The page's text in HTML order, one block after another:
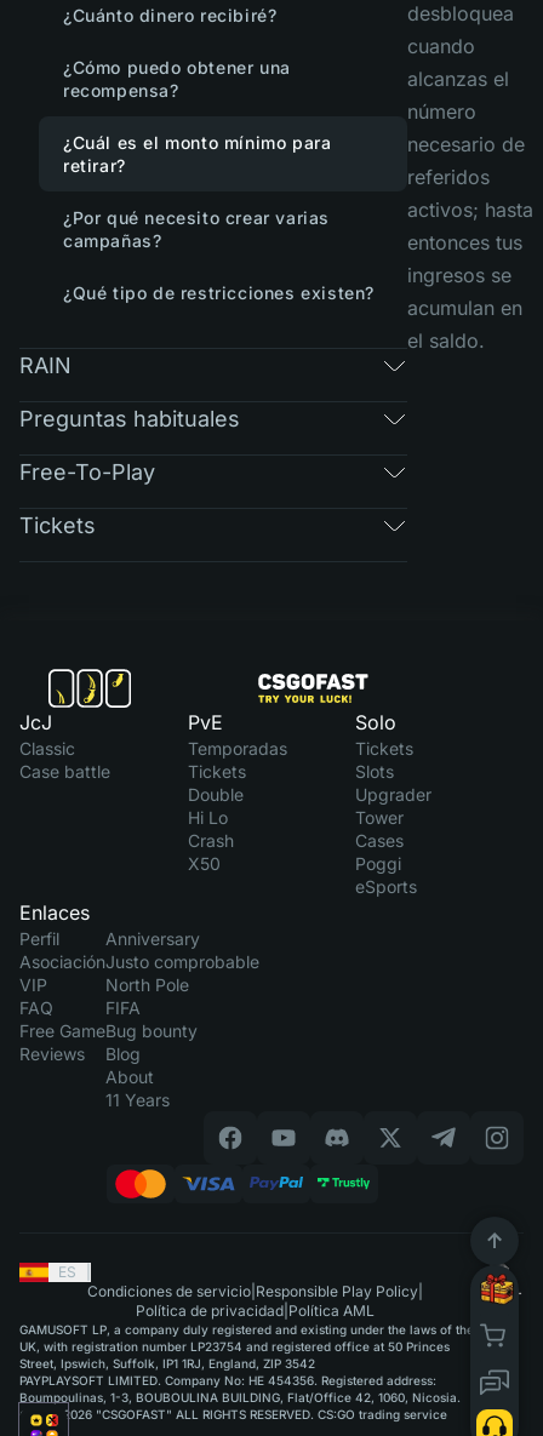
¿Cuánto dinero recibiré?
¿Cómo puedo obtener una
recompensa?
¿Cuál es el monto mínimo para
retirar?
¿Por qué necesito crear varias
campañas?
¿Qué tipo de restricciones existen?
RAIN
Preguntas habituales
Free-To-Play
Tickets
desbloquea
cuando
alcanzas el
número
necesario de
referidos
activos; hasta
entonces tus
ingresos se
acumulan en
el saldo.
JcJ
Classic
Case battle
PvE
Temporadas
Tickets
Double
Hi Lo
Crash
X50
Solo
Tickets
Slots
Upgrader
Tower
Cases
Poggi
eSports
Enlaces
Perfil
Asociación
VIP
FAQ
Free Game
Reviews
Anniversary
Justo comprobable
North Pole
FIFA
Bug bounty
Blog
About
11 Years
ES
Condiciones de servicio| Responsible Play Policy|
Política de privacidad| Política AML
GAMUSOFT LP, a company duly registered and existing under the laws of the
UK, with registration number LP23754 and registered office at 50 Princes
Street, Ipswich, Suffolk, IP1 1RJ, England, ZIP 3542
PAYPLAYSOFT LIMITED. Company No: HE 454356. Registered address:
Boumpoulinas, 1-3, BOUBOULINA BUILDING, Flat/Office 42, 1060, Nicosia.
©2015-2026 "CSGOFAST" ALL RIGHTS RESERVED. CS:GO trading service